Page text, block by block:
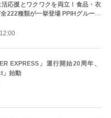
応援とワクワクを両立！食品・衣
222種類が一挙登場 PPIHグループ
8月6日(木)より順次スタート
EXPRESS」運行開始20周年、
」始動